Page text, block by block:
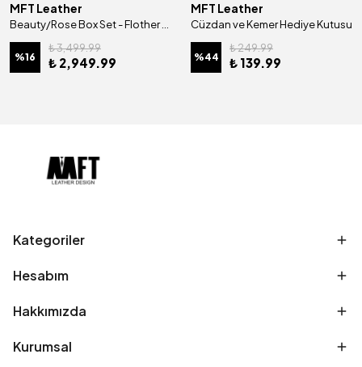
MFT Leather
%16
₺ 3,499.99
₺ 2,949.99
MFT Leather
Cüzdan ve Kemer Hediye Kutusu
%44
₺ 249.99
₺ 139.99
Kategoriler
Hesabım
Hakkımızda
Kurumsal